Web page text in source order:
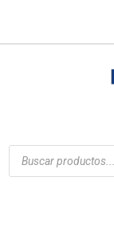
Búsqueda
de
productos